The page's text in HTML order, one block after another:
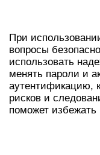
При
вопросы
использовать
менять пароли и
аутентификацию,
рисков и
поможет избежать